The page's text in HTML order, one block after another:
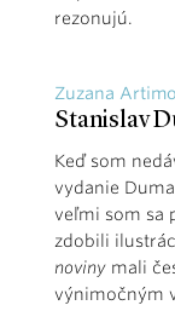
rezonujú.
Zuzana
Stanislav
Keď som
vydanie
veľmi som sa
zdobili
noviny mali
výnimočným